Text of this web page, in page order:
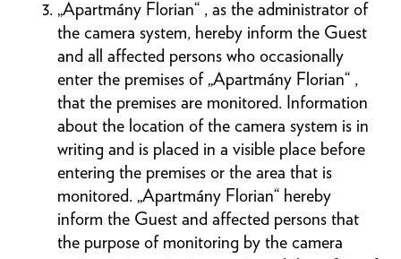
„Apartmány Florian“ , as the administrator of
the camera system, hereby inform the Guest
and all affected persons who occasionally
enter the premises of „Apartmány Florian“ ,
that the premises are monitored. Information
about the location of the camera system is in
writing and is placed in a visible place before
entering the premises or the area that is
monitored. „Apartmány Florian“ hereby
inform the Guest and affected persons that
the purpose of monitoring by the camera